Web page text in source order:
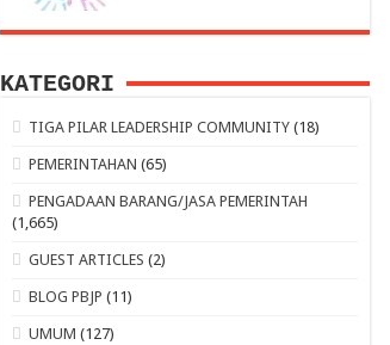
KATEGORI
TIGA PILAR LEADERSHIP COMMUNITY (18)
PEMERINTAHAN (65)
PENGADAAN BARANG/JASA PEMERINTAH
(1,665)
GUEST ARTICLES (2)
BLOG PBJP (11)
UMUM (127)